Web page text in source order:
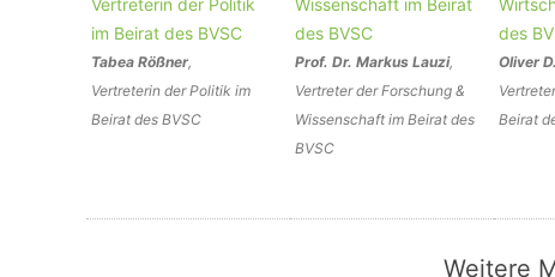
Tabea Rößner,
Vertreterin der Politik im
Beirat des BVSC
Prof. Dr. Markus Lauzi,
Vertreter der Forschung &
Wissenschaft im Beirat des
BVSC
Oliver
Beirat
Weitere